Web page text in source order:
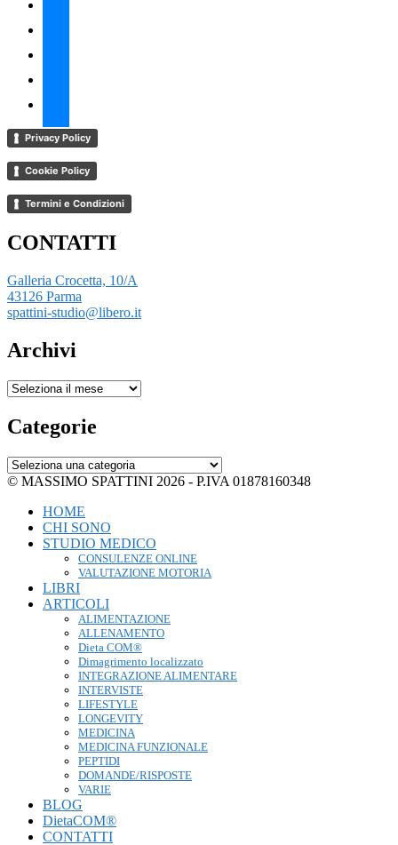
Privacy Policy
Cookie Policy
Termini e Condizioni
CONTATTI
Galleria Crocetta, 10/A
43126 Parma
spattini-studio@libero.it
Archivi
Archivi
Categorie
Categorie
© MASSIMO SPATTINI 2026 - P.IVA 01878160348
HOME
CHI SONO
STUDIO MEDICO
CONSULENZE ONLINE
VALUTAZIONE MOTORIA
LIBRI
ARTICOLI
ALIMENTAZIONE
ALLENAMENTO
Dieta COM®
Dimagrimento localizzato
INTEGRAZIONE ALIMENTARE
INTERVISTE
LIFESTYLE
LONGEVITY
MEDICINA
MEDICINA FUNZIONALE
PEPTIDI
DOMANDE/RISPOSTE
VARIE
BLOG
DietaCOM®
CONTATTI